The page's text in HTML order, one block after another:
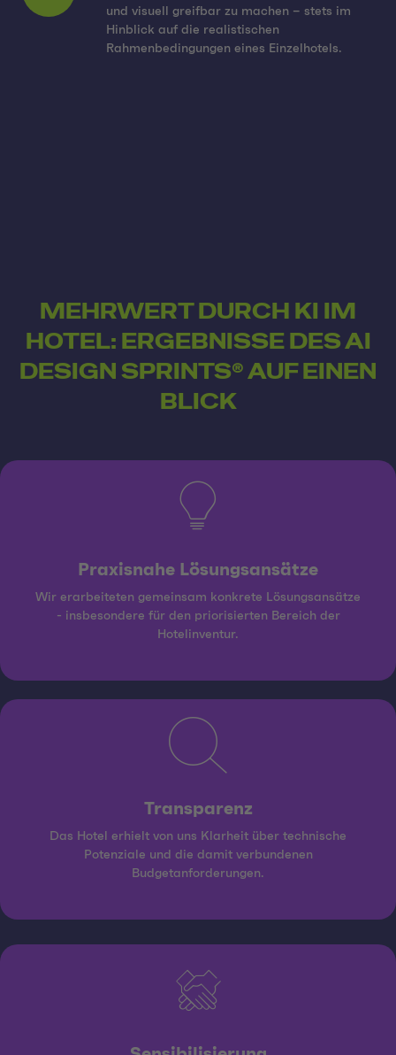
und visuell greifbar zu machen – stets im
Hinblick auf die realistischen
Rahmenbedingungen eines Einzelhotels.
MEHRWERT DURCH KI IM
HOTEL: ERGEBNISSE DES AI
DESIGN SPRINTS® AUF EINEN
BLICK
Praxisnahe Lösungsansätze
Wir erarbeiteten gemeinsam konkrete Lösungsansätze
- insbesondere für den priorisierten Bereich der
Hotelinventur.
Transparenz
Das Hotel erhielt von uns Klarheit über technische
Potenziale und die damit verbundenen
Budgetanforderungen.